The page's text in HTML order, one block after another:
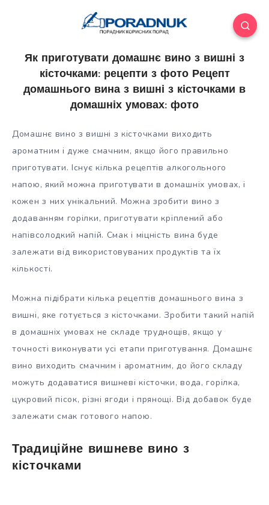
Як приготувати домашнє вино з вишні з
кісточками: рецепти з фото Рецепт
домашнього вина з вишні з кісточками в
домашніх умовах: фото
Домашнє вино з вишні з кісточками виходить
ароматним і дуже смачним, якщо його правильно
приготувати. Існує кілька рецептів алкогольного
напою, який можна приготувати в домашніх умовах, і
кожен з них унікальний. Можна зробити вино з
додаванням горілки, приготуватикріплений або
напівсолодкий напій. Смак і міцність вина буде
залежати від використовуваних продуктів та їх
кількості.
Можна підібрати кілька рецептів домашнього вина з
вишні, яке готується з кісточками. Зробити такий напій
в домашніх умовах не складе труднощів, якщо у
точності виконувати усі етапи приготування. Домашнє
вино виходить смачним і ароматним, до його складу
можуть додаватися вишневі кісточки, вода, горілка,
цукровий пісок, різні ягоди і прянощі. Від добавок буде
залежати смак готового напою.
Традиційне вишневе вино з
кісточками